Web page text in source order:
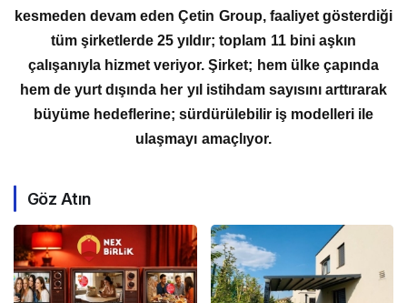
kesmeden devam eden Çetin Group, faaliyet gösterdiği
tüm şirketlerde 25 yıldır; toplam 11 bini aşkın
çalışanıyla hizmet veriyor. Şirket; hem ülke çapında
hem de yurt dışında her yıl istihdam sayısını arttırarak
büyüme hedeflerine; sürdürülebilir iş modelleri ile
ulaşmayı amaçlıyor.
Göz Atın